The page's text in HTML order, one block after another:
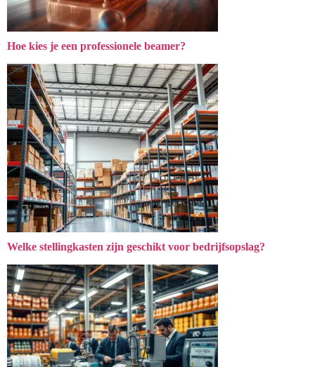
Hoe kies je een professionele beamer?
Welke stellingkasten zijn geschikt voor bedrijfsopslag?